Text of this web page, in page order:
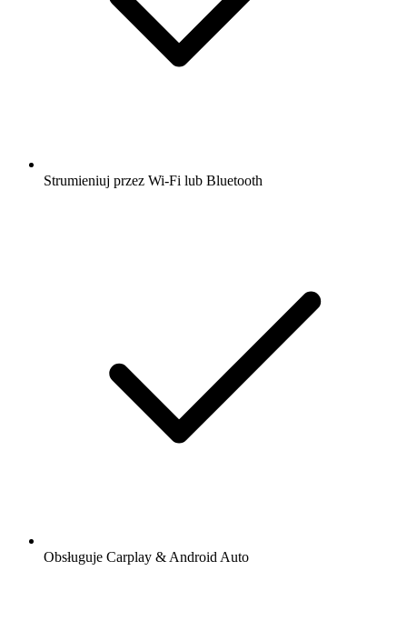
Strumieniuj przez Wi-Fi lub Bluetooth
Obsługuje Carplay & Android Auto